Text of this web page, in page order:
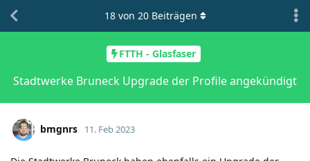
FTTH - Glasfaser
Stadtwerke Bruneck Upgrade der Profile angekündigt
18von 20Beiträgen
bmgnrs 11. Feb 2023